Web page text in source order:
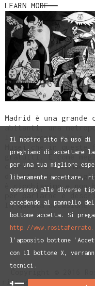
LEARN MORE
Madrid è una
abitanti, una
la sua gente, le
gratuiti. E come
entrando e
di arte, di
è ricchissimo e non
per parlarne e
In questa occasione
ritraggono Rosita
Il nostro sito fa uso di
preghiamo di accettare
per una tua migliore
liberamente accettare,
consenso alle diverse
accedendo al pannello
bottone accetta. Si
http://
l'apposito bottone
con il bottone X,
tecnici.